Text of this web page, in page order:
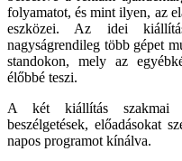
folyamatot, és mint ilyen, az
eszközei. Az idei
nagyságrendileg több gépet
standokon, mely az
élőbbé teszi.
A két kiállítás szakmai
beszélgetések, előadásokat
napos programot kínálva.